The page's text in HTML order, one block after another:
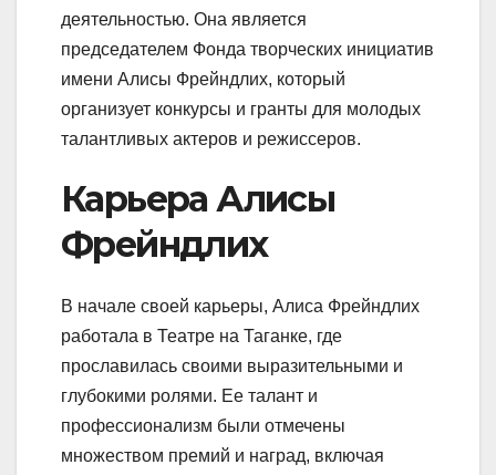
деятельностью. Она является
председателем Фонда творческих инициатив
имени Алисы Фрейндлих, который
организует конкурсы и гранты для молодых
талантливых актеров и режиссеров.
Карьера Алисы
Фрейндлих
В начале своей карьеры, Алиса Фрейндлих
работала в Театре на Таганке, где
прославилась своими выразительными и
глубокими ролями. Ее талант и
профессионализм были отмечены
множеством премий и наград, включая